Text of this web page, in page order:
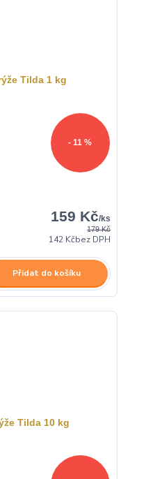
- 11 %
179 Kč
159 Kč/ks
142 Kčbez DPH
Přidat do košíku